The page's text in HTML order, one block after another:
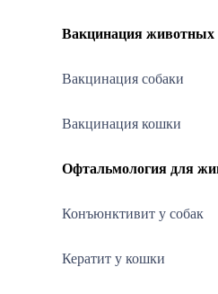
Вакцинация животных
Вакцинация собаки
Вакцинация кошки
Офтальмология для
Конъюнктивит у собак
Кератит у кошки